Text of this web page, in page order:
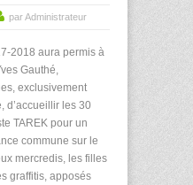
par Administrateur
2018 aura permis à
Gauthé,
exclusivement
d’accueillir les 30
TAREK pour un
commune sur le
mercredis, les filles
graffitis, apposés